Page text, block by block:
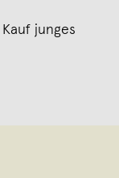
junges